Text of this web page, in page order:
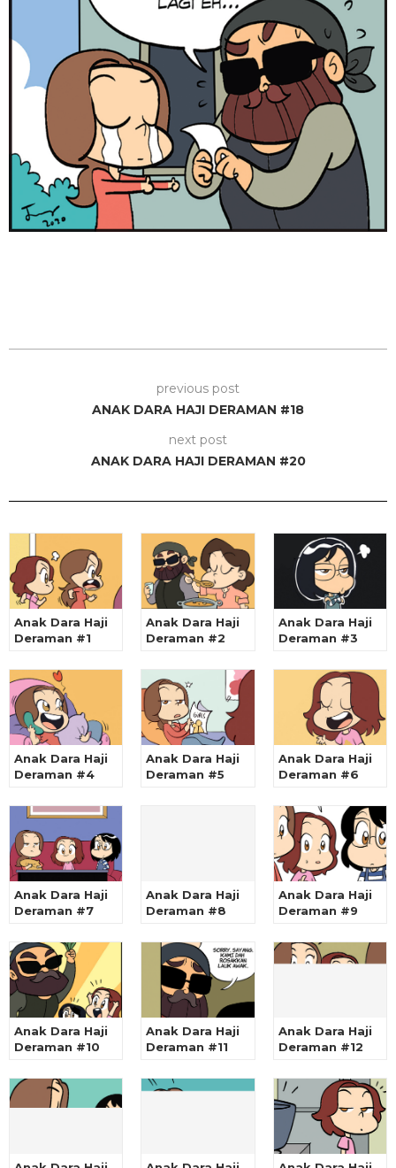
previous post
ANAK DARA HAJI DERAMAN #18
next post
ANAK DARA HAJI DERAMAN #20
Anak Dara Haji
Deraman #1
Anak Dara Haji
Deraman #2
Anak Dara Haji
Deraman #3
Anak Dara Haji
Deraman #4
Anak Dara Haji
Deraman #5
Anak Dara Haji
Deraman #6
Anak Dara Haji
Deraman #7
Anak Dara Haji
Deraman #8
Anak Dara Haji
Deraman #9
Anak Dara Haji
Deraman #10
Anak Dara Haji
Deraman #11
Anak Dara Haji
Deraman #12